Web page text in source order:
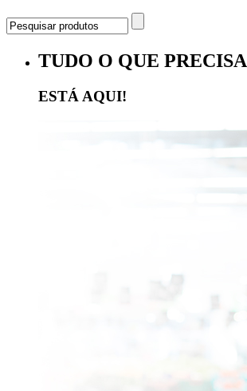
TUDO O QUE PRECISA
ESTÁ AQUI!